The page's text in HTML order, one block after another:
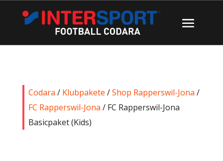
Codara / Klubpakete /Shop Rapperswil-Jona /
FC Rapperswil-Jona / FC Rapperswil-Jona
Basicpaket (Kids)